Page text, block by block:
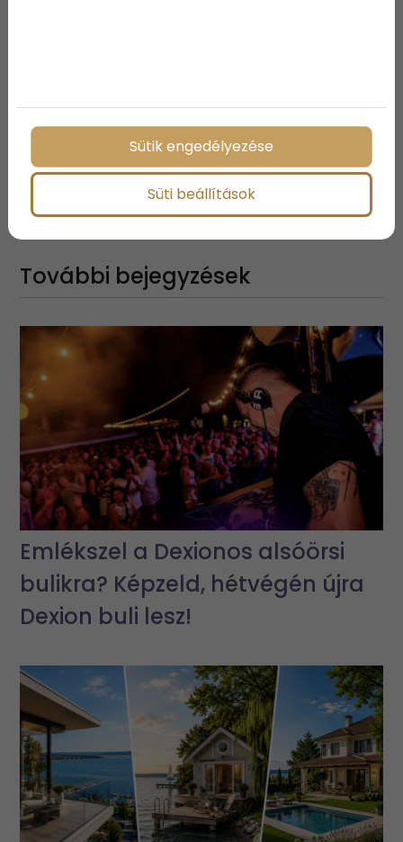
További bejegyzések
Emlékszel a Dexionos alsóörsi
bulikra? Képzeld, hétvégén újra
Dexion buli lesz!
Sütik engedélyezése
Süti beállítások